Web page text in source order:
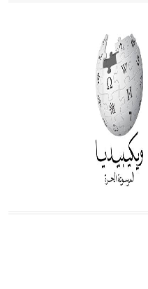
في جروح الرأس. ويعود
والفلسفة.
يتكون في البحر ويتركب
أحمر أو شديد الحمرة وهو
ويسمى الش
تم اعتمادها مصطلحاً